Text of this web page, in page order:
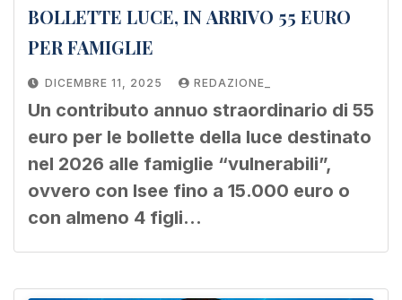
BOLLETTE LUCE, IN ARRIVO 55 EURO
PER FAMIGLIE
DICEMBRE 11, 2025 REDAZIONE_
Un contributo annuo straordinario di 55
euro per le bollette della luce destinato
nel 2026 alle famiglie “vulnerabili”,
ovvero con Isee fino a 15.000 euro o
con almeno 4 figli…